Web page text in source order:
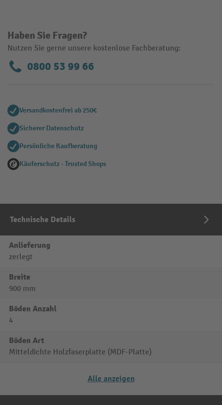
Haben Sie Fragen?
Nutzen Sie gerne unsere kostenlose Fachberatung:
0800 53 99 66
Versandkostenfrei ab 250€
Sicherer Datenschutz
Persönliche Kaufberatung
Käuferschutz - Trusted Shops
Technische Details
Anlieferung
zerlegt
Breite
900 mm
Böden Anzahl
4
Böden Art
Mitteldichte Holzfaserplatte (MDF-Platte)
Alle anzeigen